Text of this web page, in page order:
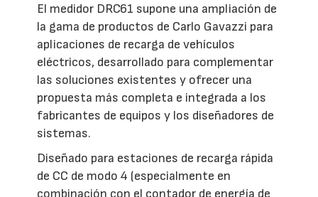
El medidor DRC61 supone una ampliación de
la gama de productos de Carlo Gavazzi para
aplicaciones de recarga de vehículos
eléctricos, desarrollado para complementar
las soluciones existentes y ofrecer una
propuesta más completa e integrada a los
fabricantes de equipos y los diseñadores de
sistemas.
Diseñado para estaciones de recarga rápida
de CC de modo 4 (especialmente en
combinación con el contador de energía de